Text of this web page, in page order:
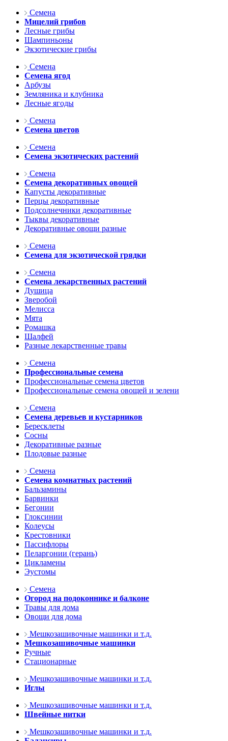
Семена
Мицелий грибов
Лесные грибы
Шампиньоны
Экзотические грибы
Семена
Семена ягод
Арбузы
Земляника и клубника
Лесные ягоды
Семена
Семена цветов
Семена
Семена экзотических растений
Семена
Семена декоративных овощей
Капусты декоративные
Перцы декоративные
Подсолнечники декоративные
Тыквы декоративные
Декоративные овощи разные
Семена
Семена для экзотической грядки
Семена
Семена лекарственных растений
Душица
Зверобой
Мелисса
Мята
Ромашка
Шалфей
Разные лекарственные травы
Семена
Профессиональные семена
Профессиональные семена цветов
Профессиональные семена овощей и зелени
Семена
Семена деревьев и кустарников
Бересклеты
Сосны
Декоративные разные
Плодовые разные
Семена
Семена комнатных растений
Бальзамины
Барвинки
Бегонии
Глоксинии
Колеусы
Крестовники
Пассифлоры
Пеларгонии (герань)
Цикламены
Эустомы
Семена
Огород на подоконнике и балконе
Травы для дома
Овощи для дома
Мешкозашивочные машинки и т.д.
Мешкозашивочные машинки
Ручные
Стационарные
Мешкозашивочные машинки и т.д.
Иглы
Мешкозашивочные машинки и т.д.
Швейные нитки
Мешкозашивочные машинки и т.д.